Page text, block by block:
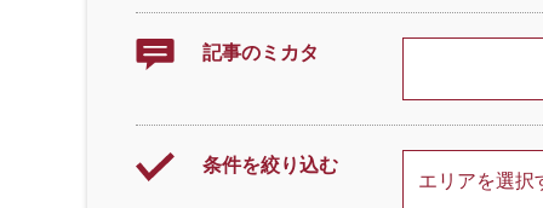
記事のミカタ
条件を絞り込む